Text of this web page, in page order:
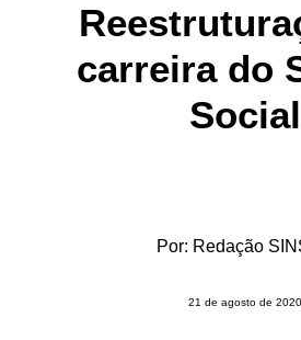
PESQUISAR
carreira do
Social
Por: Redação
21 de agosto de 2020